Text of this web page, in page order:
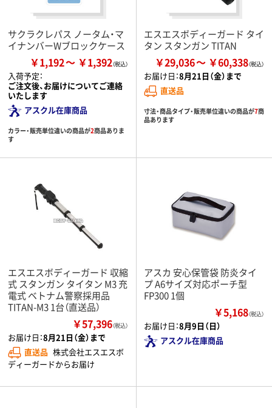
サクラクレパス ノータム・マ
イナンバーWブロックケース
￥1,192 ￥1,392
入荷予定：
ご注文後、お届けについてご連絡
いたします
アスクル在庫商品
カラー・販売単位違いの商品が2商品ありま
す
エスエスボディーガード タイ
タン スタンガン TITAN
￥29,036 ￥60,338
お届け日：8月21日（金）まで
直送品
寸法・商品タイプ・販売単位違いの商品が7商
品あります
エスエスボディーガード 収縮
式 スタンガン タイタン M3 充
電式 ベトナム警察採用品
TITAN-M3 1台（直送品）
￥57,396（税込）
お届け日：8月21日（金）まで
直送品 株式会社エスエスボ
ディーガードからお届け
アスカ 安心保管袋 防炎タイ
プ A6サイズ対応ポーチ型
FP300 1個
￥5,168（税込）
お届け日：8月9日（日）
アスクル在庫商品